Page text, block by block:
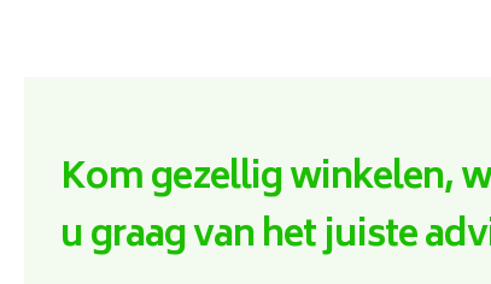
Kom gezellig winkelen,
u graag van het juiste